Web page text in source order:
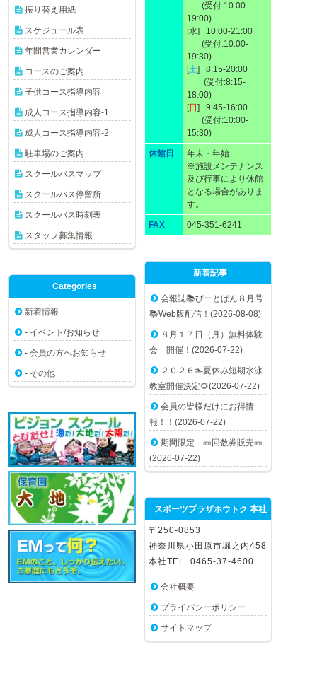
(受付:10:00-
19:00)
[水] 10:00-21:00
(受付:10:00-
19:30)
[土] 8:15-20:00
(受付:8:15-
18:00)
[日 ] 9:45-16:00
(受付:10:00-
15:30)
休館日
年末・年始
※施設メンテナンス
及び行事により休館
となる場合がありま
す。
FAX 045-351-6241
振り替え用紙
スケジュール表
年間営業カレンダー
コースのご案内
子供コース指導内容
成人コース指導内容-1
成人コース指導内容-2
駐車場のご案内
スクールバスマップ
スクールバス停留所
スクールバス時刻表
スタッフ募集情報
新着記事
会報誌📚びーとばん８月号
📚Web版配信！(2026-08-08)
８月１７日（月）無料体験
会 開催！(2026-07-22)
２０２６🏊夏休み短期水泳
教室開催決定🌻(2026-07-22)
会員の皆様だけにお得情
報！！(2026-07-22)
期間限定 🎫回数券販売🎫
(2026-07-22)
Categories
新着情報
- イベント/お知らせ
- 会員の方へお知らせ
- その他
スポーツプラザホウトク 本社
〒250-0853
神奈川県小田原市堀之内458
本社TEL. 0465-37-4600
会社概要
プライバシーポリシー
サイトマップ